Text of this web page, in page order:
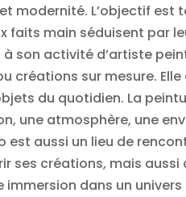
L’objectif est
main séduisent par
son activité d’artiste
sur mesure.
du quotidien. La
une atmosphère, une
est aussi un lieu de
créations, mais
dans un